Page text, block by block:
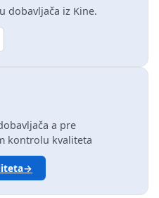
dobavljača iz Kine.
a pre
kontrolu kvaliteta